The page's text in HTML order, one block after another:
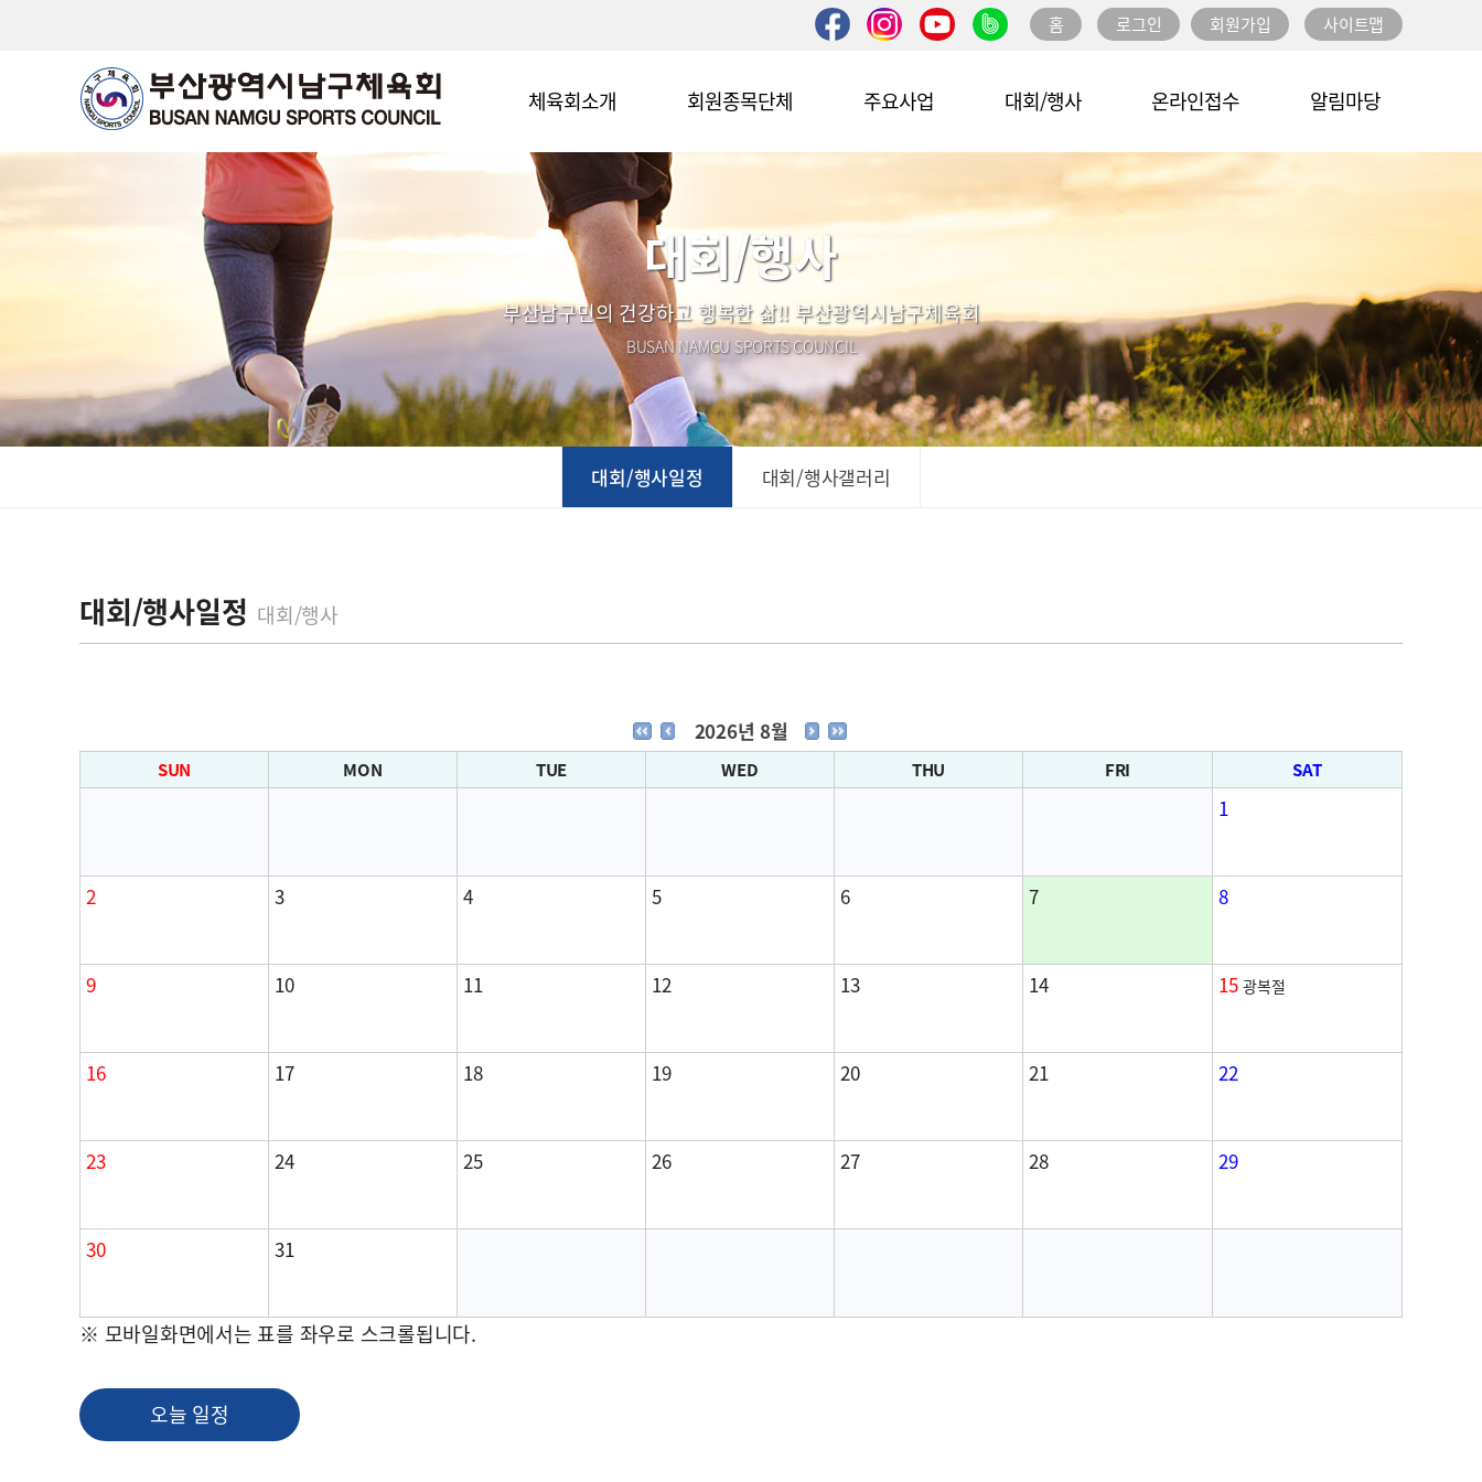
홈 로그인 회원가입 사이트맵
체육회소개 회원종목단체 주요사업 대회/행사 온라인접수 알림마당
대회/행사
부산남구민의 건강하고 행복한 삶!! 부산광역시남구체육회
BUSAN NAMGU SPORTS COUNCIL
대회/행사일정 대회/행사갤러리
대회/행사일정 대회/행사
2026년 8월
SUN MON TUE WED THU FRI SAT
1
2 3 4 5 6 7 8
9 10 11 12 13 14 15 광복절
16 17 18 19 20 21 22
23 24 25 26 27 28 29
30 31
※ 모바일화면에서는 표를 좌우로 스크롤됩니다.
오늘 일정